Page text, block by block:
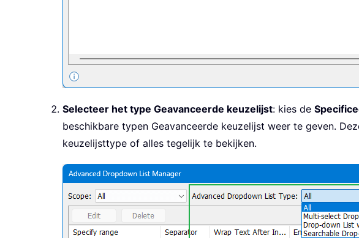
Selecteer het type Geavanceerde keuzelijst: kies de
beschikbare typen Geavanceerde keuzelijst weer te geven.
keuzelijsttype of alles tegelijk te bekijken.